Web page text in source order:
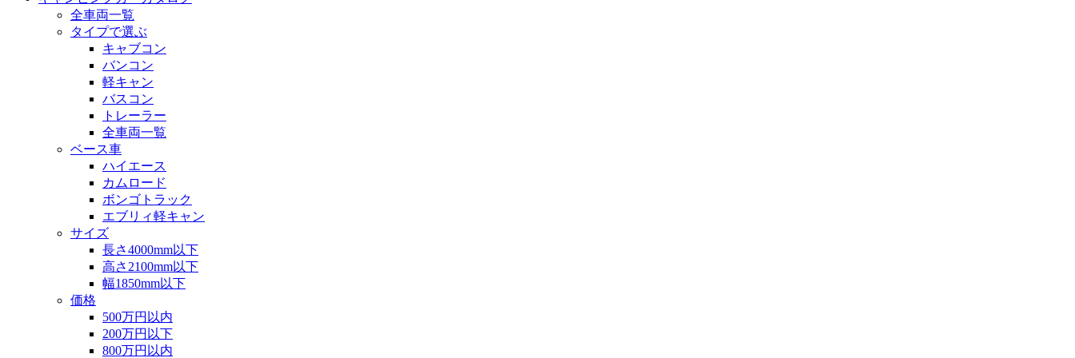
全車両一覧
タイプで選ぶ
キャブコン
バンコン
軽キャン
バスコン
トレーラー
全車両一覧
ベース車
ハイエース
カムロード
ボンゴトラック
エブリィ軽キャン
サイズ
長さ4000mm以下
高さ2100mm以下
幅1850mm以下
価格
500万円以内
200万円以下
800万円以内